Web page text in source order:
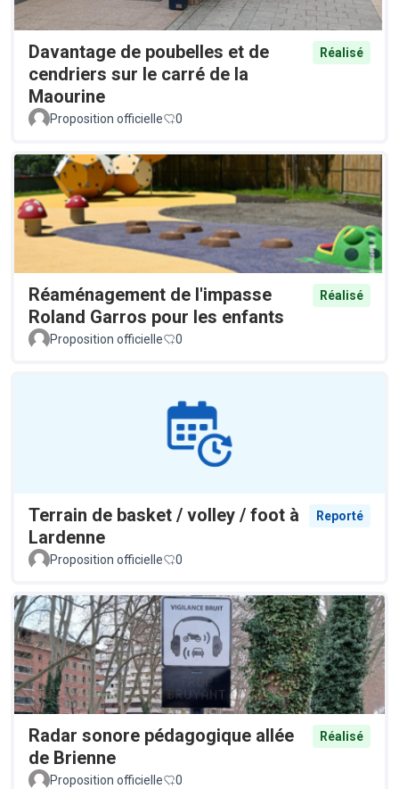
Davantage de poubelles et de
cendriers sur le carré de la
Maourine
Réalisé
Proposition officielle 0
Réaménagement de l'impasse
Roland Garros pour les enfants
Réalisé
Proposition officielle 0
Terrain de basket / volley / foot à
Lardenne
Reporté
Proposition officielle 0
Radar sonore pédagogique allée
de Brienne
Réalisé
Proposition officielle 0